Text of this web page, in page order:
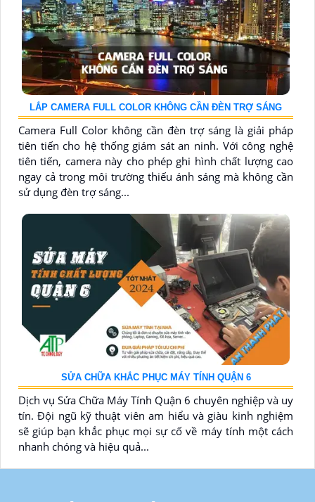
LẮP CAMERA FULL COLOR KHÔNG CẦN ĐÈN TRỢ SÁNG
Camera Full Color không cần đèn trợ sáng là giải pháp
tiên tiến cho hệ thống giám sát an ninh. Với công nghệ
tiên tiến, camera này cho phép ghi hình chất lượng cao
ngay cả trong môi trường thiếu ánh sáng mà không cần
sử dụng đèn trợ sáng...
SỬA CHỮA KHẮC PHỤC MÁY TÍNH QUẬN 6
Dịch vụ Sửa Chữa Máy Tính Quận 6 chuyên nghiệp và uy
tín. Đội ngũ kỹ thuật viên am hiểu và giàu kinh nghiệm
sẽ giúp bạn khắc phục mọi sự cố về máy tính một cách
nhanh chóng và hiệu quả...